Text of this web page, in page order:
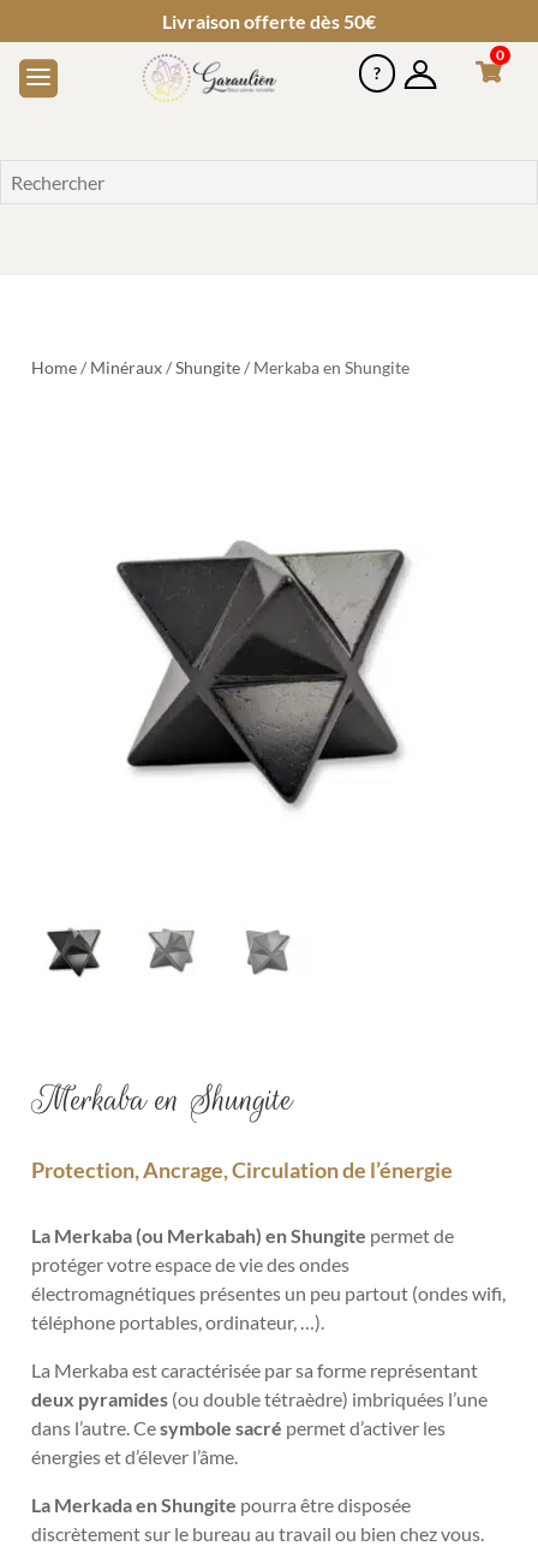
Livraison offerte dès 50€
0
Home/ Minéraux/Shungite/ Merkaba en Shungite
Merkaba en Shungite
Protection, Ancrage, Circulation de l’énergie
La Merkaba (ou Merkabah) en Shungite permet de
protéger votre espace de vie des ondes
électromagnétiques présentes un peu partout (ondes wifi,
téléphone portables, ordinateur, …).
La Merkaba est caractérisée par sa forme représentant
deux pyramides (ou double tétraèdre) imbriquées l’une
dans l’autre. Cesymbole sacré permet d’activer les
énergies et d’élever l’âme.
La Merkada en Shungite pourra être disposée
discrètement sur le bureau au travail ou bien chez vous.